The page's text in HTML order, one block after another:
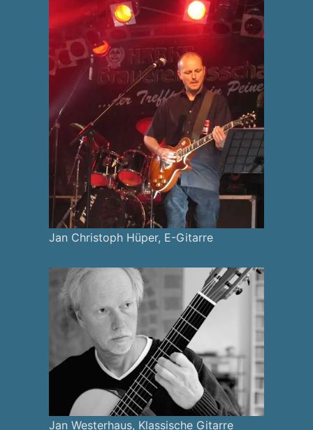
Jan Christoph Hüper, E-Gitarre
Jan Westerhaus, Klassische Gitarre